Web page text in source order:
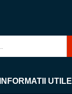
INFORMATII UTILE